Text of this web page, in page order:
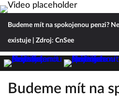
Budeme mít na spokojenou penzi?
existuje | Zdroj: CnSee
Budeme mít na